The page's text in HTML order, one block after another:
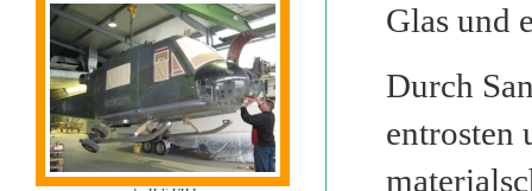
Glas und
Durch
entrosten